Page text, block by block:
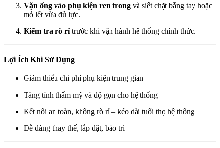
Vặn ống vào phụ kiện ren trong và siết chặt bằng tay hoặc
mỏ lết vừa đủ lực.
Kiểm tra rò rỉtrước khi vận hành hệ thống chính thức.
Lợi Ích Khi Sử Dụng
Giảm thiểu chi phí phụ kiện trung gian
Tăng tính thẩm mỹ và độ gọn cho hệ thống
Kết nối an toàn, không rò rỉ – kéo dài tuổi thọ hệ thống
Dễ dàng thay thế, lắp đặt, bảo trì